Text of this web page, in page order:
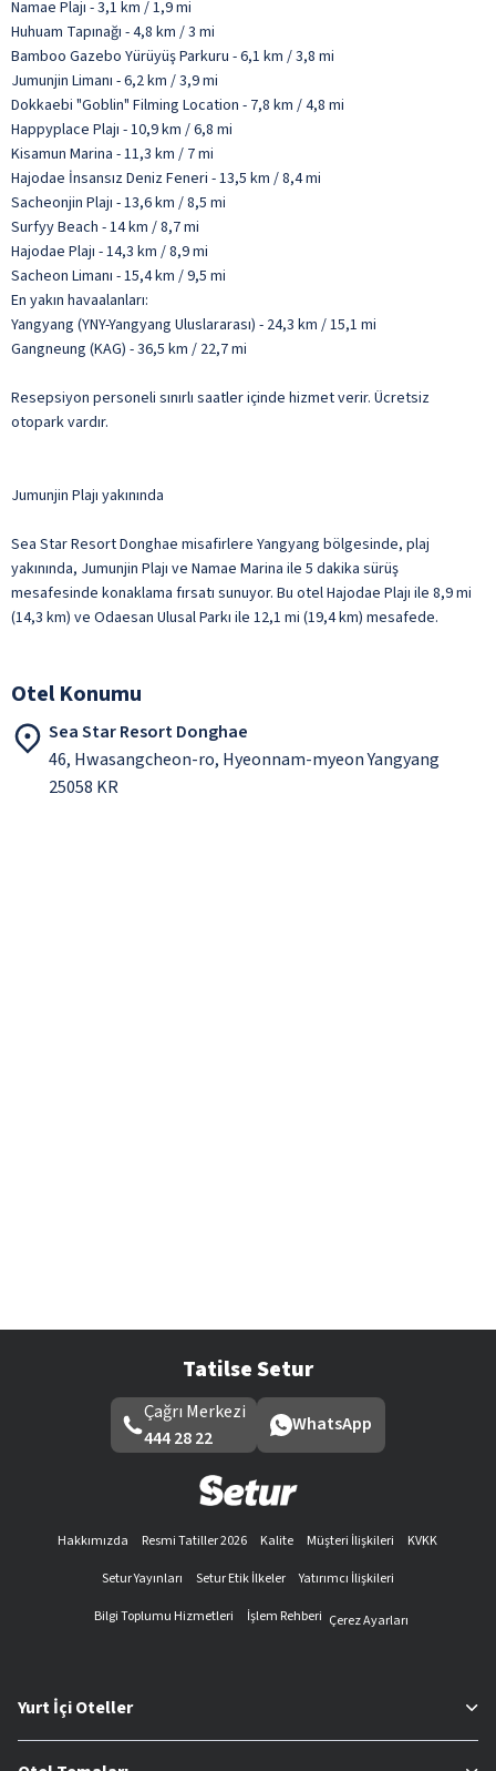
Namae Plajı - 3,1 km / 1,9 mi
Huhuam Tapınağı - 4,8 km / 3 mi
Bamboo Gazebo Yürüyüş Parkuru - 6,1 km / 3,8 mi
Jumunjin Limanı - 6,2 km / 3,9 mi
Dokkaebi "Goblin" Filming Location - 7,8 km / 4,8 mi
Happyplace Plajı - 10,9 km / 6,8 mi
Kisamun Marina - 11,3 km / 7 mi
Hajodae İnsansız Deniz Feneri - 13,5 km / 8,4 mi
Sacheonjin Plajı - 13,6 km / 8,5 mi
Surfyy Beach - 14 km / 8,7 mi
Hajodae Plajı - 14,3 km / 8,9 mi
Sacheon Limanı - 15,4 km / 9,5 mi
En yakın havaalanları:
Yangyang (YNY-Yangyang Uluslararası) - 24,3 km / 15,1 mi
Gangneung (KAG) - 36,5 km / 22,7 mi
Resepsiyon personeli sınırlı saatler içinde hizmet verir. Ücretsiz
otopark vardır.
Jumunjin Plajı yakınında
Sea Star Resort Donghae misafirlere Yangyang bölgesinde, plaj
yakınında, Jumunjin Plajı ve Namae Marina ile 5 dakika sürüş
mesafesinde konaklama fırsatı sunuyor. Bu otel Hajodae Plajı ile 8,9 mi
(14,3 km) ve Odaesan Ulusal Parkı ile 12,1 mi (19,4 km) mesafede.
Otel Konumu
Sea Star Resort Donghae
46, Hwasangcheon-ro, Hyeonnam-myeon Yangyang
25058 KR
Tatilse Setur
Çağrı Merkezi
444 28 22
WhatsApp
Hakkımızda Resmi Tatiller 2026 Kalite Müşteri İlişkileri
KVKK
Setur Yayınları
Setur Etik İlkeler
Yatırımcı İlişkileri
Bilgi Toplumu Hizmetleri
İşlem Rehberi Çerez Ayarları
Yurt İçi Oteller